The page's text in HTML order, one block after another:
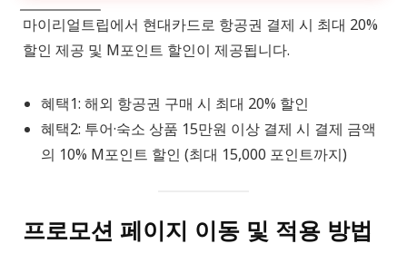
마이리얼트립에서 현대카드로 항공권 결제 시 최대 20%
할인 제공 및 M포인트 할인이 제공됩니다.
혜택1: 해외 항공권 구매 시 최대 20% 할인
혜택2: 투어·숙소 상품 15만원 이상 결제 시 결제 금액
의 10% M포인트 할인 (최대 15,000 포인트까지)
프로모션 페이지 이동 및 적용 방법